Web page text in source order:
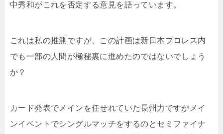
中秀和がこれを否定する意見を語っています。
これは私の推測ですが、この計画は新日本プロレス内
でも一部の人間が極秘裏に進めたのではないでしょう
か？
カード発表でメインを任せれていた長州力ですがメイ
ンイベントでシングルマッチをするのとセミファイナ